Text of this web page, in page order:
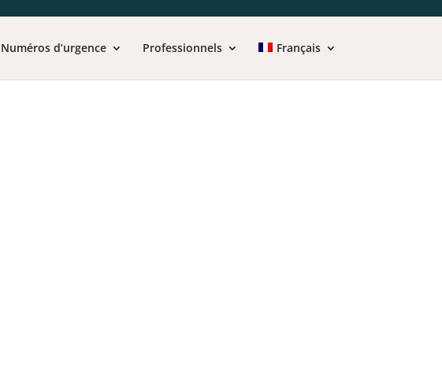
Numéros d’urgence Professionnels Français